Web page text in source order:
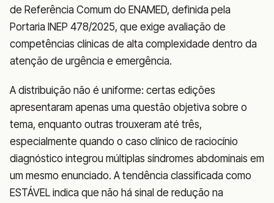
de Referência Comum do ENAMED, definida pela
Portaria INEP 478/2025, que exige avaliação de
competências clínicas de alta complexidade dentro da
atenção de urgência e emergência.
A distribuição não é uniforme: certas edições
apresentaram apenas uma questão objetiva sobre o
tema, enquanto outras trouxeram até três,
especialmente quando o caso clínico de raciocínio
diagnóstico integrou múltiplas síndromes abdominais em
um mesmo enunciado. A tendência classificada como
ESTÁVEL indica que não há sinal de redução na